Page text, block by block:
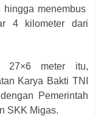
hingga menembus
4 kilometer dari
27×6 meter itu,
Karya Bakti TNI
Pemerintah
SKK Migas.